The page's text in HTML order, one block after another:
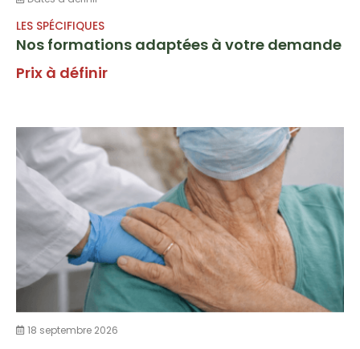
LES SPÉCIFIQUES
Nos formations adaptées à votre demande
Prix à définir
18 septembre 2026